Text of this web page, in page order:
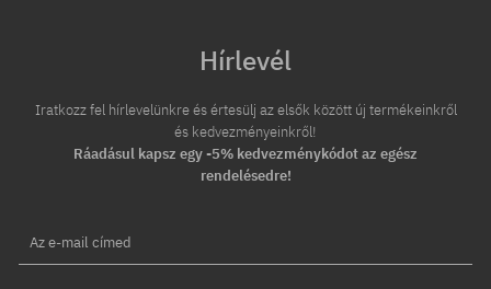
Hírlevél
Iratkozz fel hírlevelünkre és értesülj az elsők között új termékeinkről
és kedvezményeinkről!
Ráadásul kapsz egy -5% kedvezménykódot az egész
rendelésedre!
Az e-mail címed